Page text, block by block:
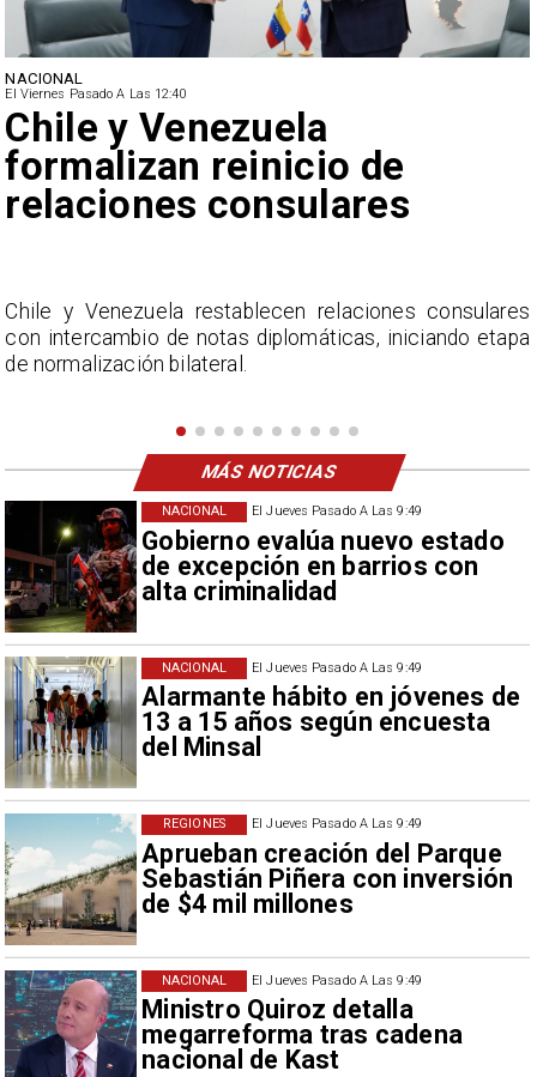
El Jueves Pasado A Las 9:49
Gobierno evalúa nuevo estado
de excepción en barrios con
alta criminalidad
NACIONAL
El Jueves Pasado A Las 9:49
Alarmante hábito en jóvenes de
13 a 15 años según encuesta
del Minsal
NACIONAL
El Jueves Pasado A Las 9:49
Aprueban creación del Parque
Sebastián Piñera con inversión
de $4 mil millones
REGIONES
El Jueves Pasado A Las 9:49
Ministro Quiroz detalla
megarreforma tras cadena
nacional de Kast
NACIONAL
NACIONAL
El Viernes Pasado A Las 12:40
Feriantes rechazan dichos
de Camila Flores sobre
Fabiola Campillai
La Confederación Nacional de Ferias Libres (ASOF)
considera inaceptable que se refieran a Fabiola
Campillai como 'señora de feria', expresión utilizada
MÁS NOTICIAS